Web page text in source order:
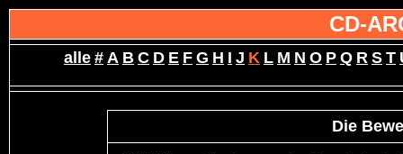
CD-
alle # A B C D E F G H I J K L M N O P Q R S T
Die